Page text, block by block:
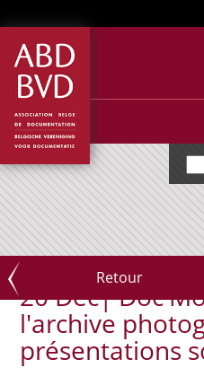
Retour
20 Déc|
l'archive
présentations